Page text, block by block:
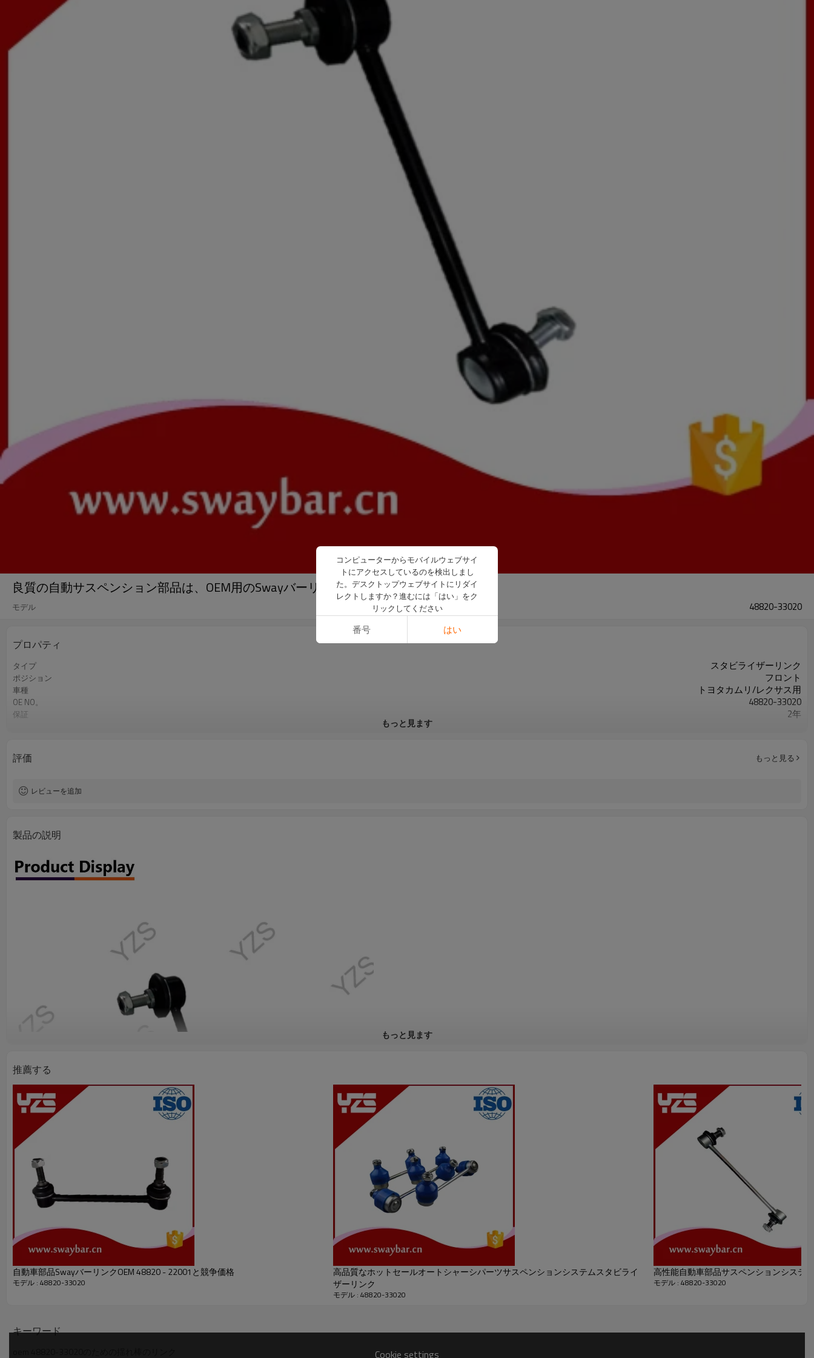
良質の自動サスペンション部品は、OEM用のSwayバーリンク48820-33020
モデル 48820-33020
プロパティ
タイプ スタビライザーリンク
ポジション フロント
車種 トヨタカムリ/レクサス用
OE NO。 48820-33020
保証 2年
もっと見ます
評価 もっと見る
レビューを追加
製品の説明
もっと見ます
推薦する
自動車部品SwayバーリンクOEM 48820 - 22001と競争価格
モデル : 48820-33020
高品質なホットセールオートシャーシパーツサスペンションシステムスタビライ
ザーリンク
モデル : 48820-33020
高性能自動車部品サスペンションシステ
モデル : 48820-33020
キーワード
Cookie settings
コンピューターからモバイルウェブサイ
トにアクセスしているのを検出しまし
た。デスクトップウェブサイトにリダイ
レクトしますか？進むには「はい」をク
リックしてください
番号 はい